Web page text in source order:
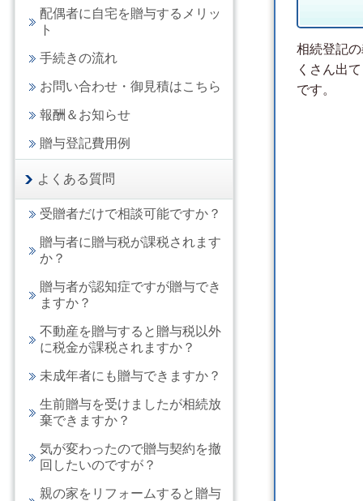
相続登記
くさん出
です。
配偶者に自宅を贈与するメリッ
ト
手続きの流れ
お問い合わせ・御見積はこちら
報酬＆お知らせ
贈与登記費用例
よくある質問
受贈者だけで相談可能ですか？
贈与者に贈与税が課税されます
か？
贈与者が認知症ですが贈与でき
ますか？
不動産を贈与すると贈与税以外
に税金が課税されますか？
未成年者にも贈与できますか？
生前贈与を受けましたが相続放
棄できますか？
気が変わったので贈与契約を撤
回したいのですが？
親の家をリフォームすると贈与